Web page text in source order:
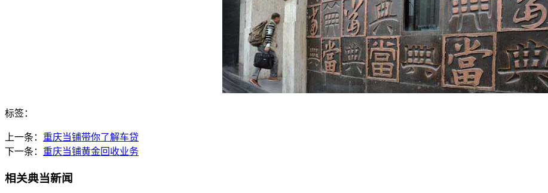
标签：
上一条： 重庆当铺带你了解车贷
下一条： 重庆当铺黄金回收业务
相关典当新闻